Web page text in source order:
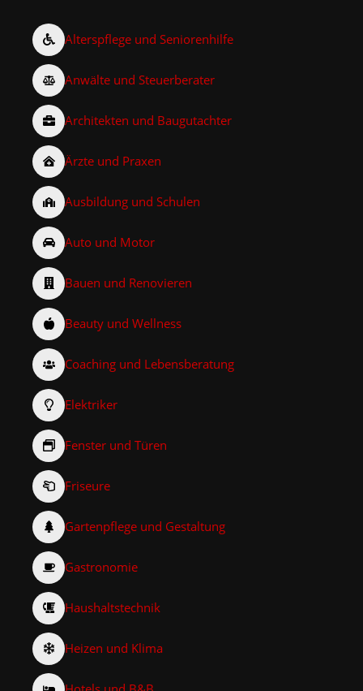
Alterspflege und Seniorenhilfe
Anwälte und Steuerberater
Architekten und Baugutachter
Ärzte und Praxen
Ausbildung und Schulen
Auto und Motor
Bauen und Renovieren
Beauty und Wellness
Coaching und Lebensberatung
Elektriker
Fenster und Türen
Friseure
Gartenpflege und Gestaltung
Gastronomie
Haushaltstechnik
Heizen und Klima